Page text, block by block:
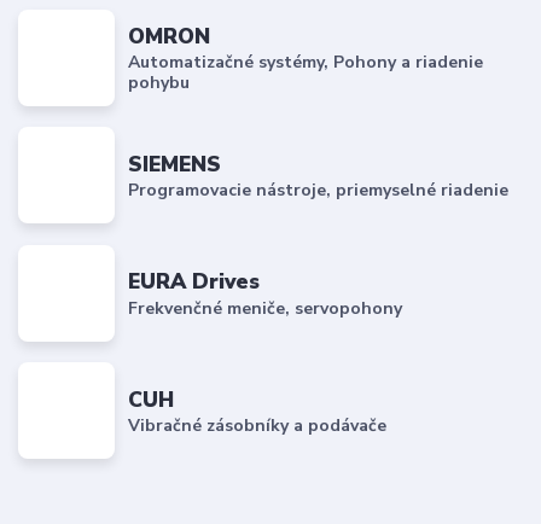
OMRON
Automatizačné systémy, Pohony a riadenie
pohybu
SIEMENS
Programovacie nástroje, priemyselné riadenie
EURA Drives
Frekvenčné meniče, servopohony
CUH
Vibračné zásobníky a podávače